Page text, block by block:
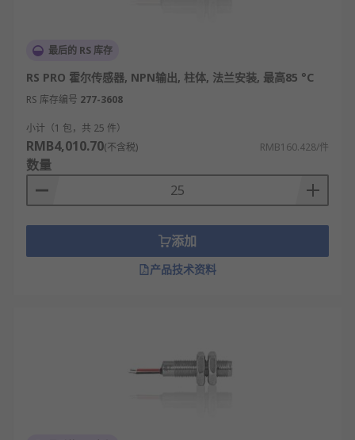
最后的 RS 库存
RS PRO 霍尔传感器, NPN输出, 柱体, 法兰安装, 最高85 °C
RS 库存编号 277-3608
小计（1 包，共 25 件）
RMB4,010.70(不含税) RMB160.428/件
数量
添加
产品技术资料